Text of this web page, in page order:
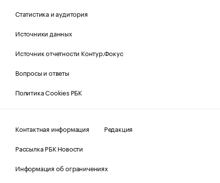
Статистика и аудитория
Источники данных
Источник отчетности Контур.Фокус
Вопросы и ответы
Политика Cookies РБК
Контактная информация
Редакция
Рассылка РБК Новости
Информация об ограничениях